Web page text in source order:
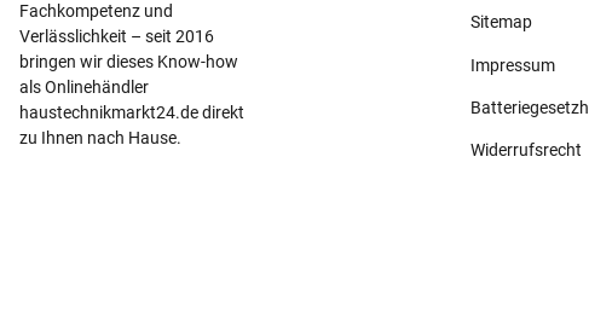
Fachkompetenz und
Verlässlichkeit – seit 2016
bringen wir dieses Know-how
als Onlinehändler
haustechnikmarkt24.de direkt
zu Ihnen nach Hause.
Sitemap
Impressum
Widerrufsrecht